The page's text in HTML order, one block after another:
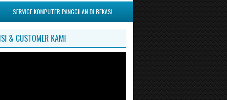
SERVICE KOMPUTER PANGGILAN DI BEKASI
& CUSTOMER KAMI